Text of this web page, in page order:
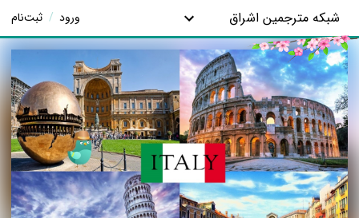
شبکه مترجمین اشراق ورود / ثبت‌نام